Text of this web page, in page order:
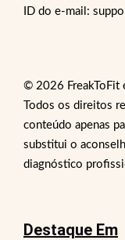
ID do e-mail:
© 2026 FreakToFit
Todos os direitos
conteúdo apenas
substitui o
diagnóstico
Destaque Em